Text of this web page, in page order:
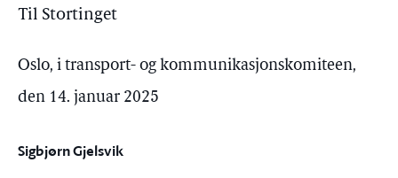
Til Stortinget
Oslo, i transport- og kommunikasjonskomiteen,
den 14. januar 2025
Sigbjørn Gjelsvik